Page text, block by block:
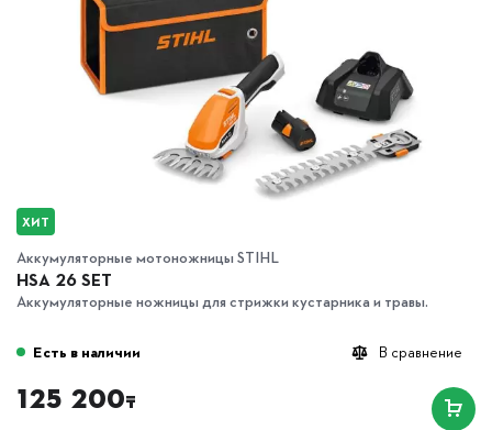
ХИТ
Аккумуляторные мотоножницы STIHL
HSA 26 SET
Аккумуляторные ножницы для стрижки кустарника и травы.
В сравнение
Есть в наличии
125 200₸